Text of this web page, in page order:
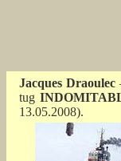
Jacques Draoulec
tug
13.05.2008).